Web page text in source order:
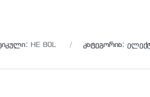
HE 80L კატეგორია: